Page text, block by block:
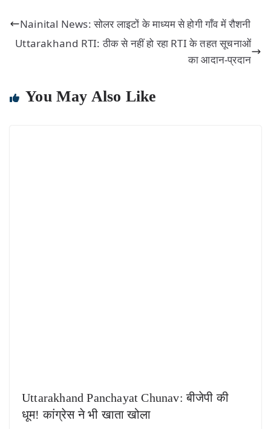
Nainital News: सोलर लाइटों के माध्यम से होगी गाँव में रौशनी
Uttarakhand RTI: ठीक से नहीं हो रहा RTI के तहत सूचनाओं
का आदान-प्रदान
You May Also Like
Uttarakhand Panchayat Chunav: बीजेपी की
धूम! कांग्रेस ने भी खाता खोला